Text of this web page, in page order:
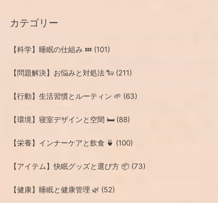
カテゴリー
【科学】睡眠の仕組み 💤 (101)
【問題解決】お悩みと対処法 🐑 (211)
【行動】生活習慣とルーティン 🌱 (63)
【環境】寝室デザインと空間 🛏 (88)
【栄養】インナーケアと飲食 🍵 (100)
【アイテム】快眠グッズと選び方 📦 (73)
【健康】睡眠と健康管理 🌿 (52)